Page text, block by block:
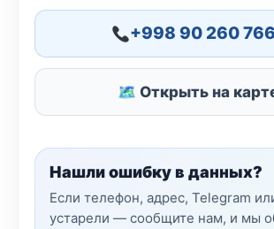
+998 90 260
🗺 Открыть на
Нашли ошибку в данных?
Если телефон, адрес, Telegram
устарели — сообщите нам, и мы